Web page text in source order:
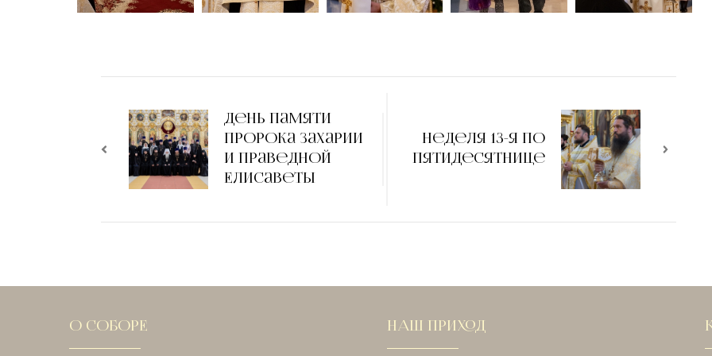
День памяти
пророка Захарии
и праведной
Елисаветы
Неделя 13-я по
Пятидесятнице
О СОБОРЕ НАШ ПРИХОД